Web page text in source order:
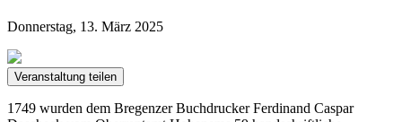
Donnerstag, 13. März 2025
Veranstaltung teilen
1749 wurden dem Bregenzer Buchdrucker Ferdinand Caspar